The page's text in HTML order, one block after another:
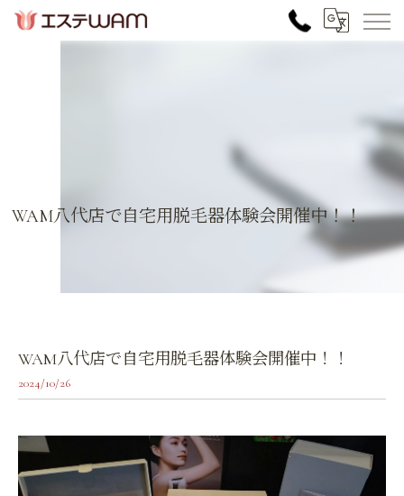
WAM八代店で自宅用脱毛器体験会開催中！！
WAM八代店で自宅用脱毛器体験会開催中！！
2024/10/26